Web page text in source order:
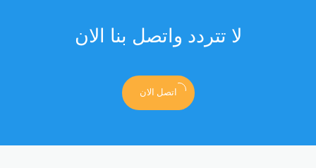
لا تتردد واتصل بنا الان
اتصل الان